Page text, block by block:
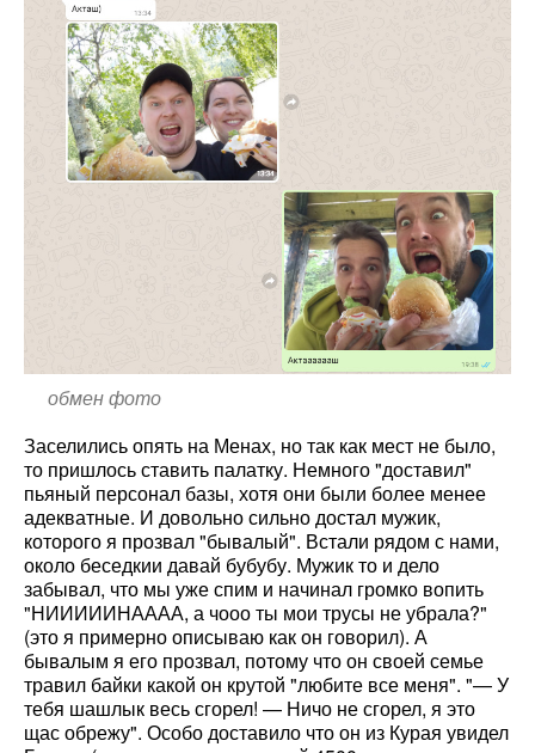
обмен фото
Заселились опять на Менах, но так как мест не было,
то пришлось ставить палатку. Немного "доставил"
пьяный персонал базы, хотя они были более менее
адекватные. И довольно сильно достал мужик,
которого я прозвал "бывалый". Встали рядом с нами,
около беседкии давай бубубу. Мужик то и дело
забывал, что мы уже спим и начинал громко вопить
"НИИИИИНАААА, а чооо ты мои трусы не убрала?"
(это я примерно описываю как он говорил). А
бывалым я его прозвал, потому что он своей семье
травил байки какой он крутой "любите все меня". "— У
тебя шашлык весь сгорел! — Ничо не сгорел, я это
щас обрежу". Особо доставило что он из Курая увидел